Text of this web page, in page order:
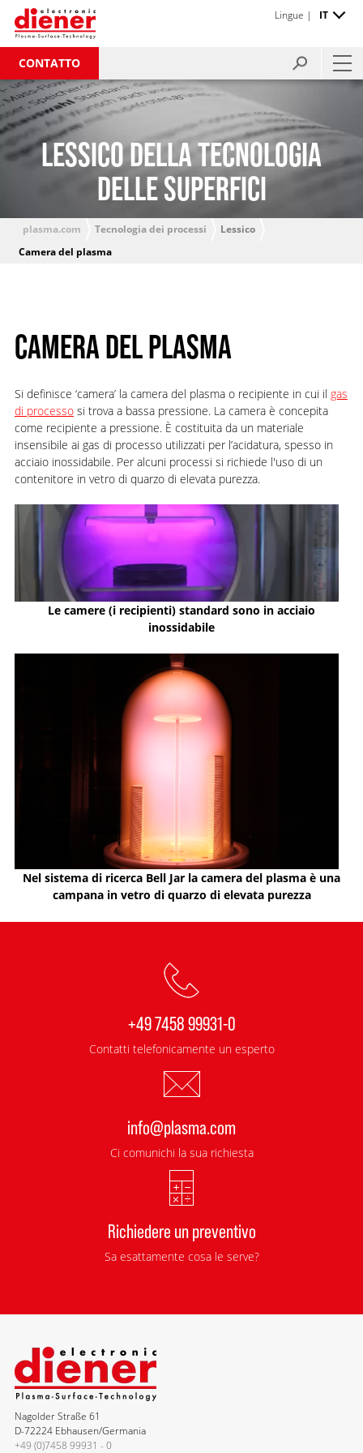
CONTATTO
Lingue | IT
LESSICO DELLA TECNOLOGIA
DELLE SUPERFICI
plasma.com Tecnologia dei processi
Lessico
Camera del plasma
CAMERA DEL PLASMA
Si definisce ‘camera’ la camera del plasma o recipiente in cui il gas
di processosi trova a bassa pressione. La camera è concepita
come recipiente a pressione. È costituita da un materiale
insensibile ai gas di processo utilizzati per l’acidatura, spesso in
acciaio inossidabile. Per alcuni processi si richiede l'uso di un
contenitore in vetro di quarzo di elevata purezza.
Le camere (i recipienti) standard sono in acciaio
inossidabile
Nel sistema di ricerca Bell Jar la camera del plasma è una
campana in vetro di quarzo di elevata purezza
+49 7458 99931-0
Contatti telefonicamente un esperto
info@plasma.com
Ci comunichi la sua richiesta
Richiedere un preventivo
Sa esattamente cosa le serve?
Nagolder Straße 61
D-72224 Ebhausen/Germania
+49 (0)7458 99931 - 0